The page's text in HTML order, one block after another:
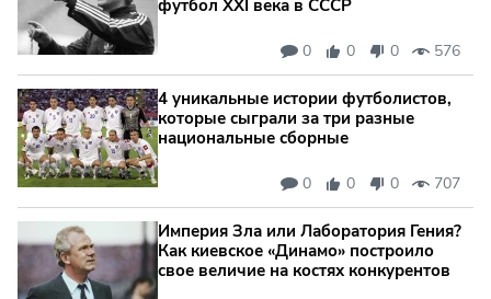
футбол XXI века в СССР
0 0 0 576
4 уникальные истории футболистов,
которые сыграли за три разные
национальные сборные
0 0 0 707
Империя Зла или Лаборатория Гения?
Как киевское «Динамо» построило
свое величие на костях конкурентов